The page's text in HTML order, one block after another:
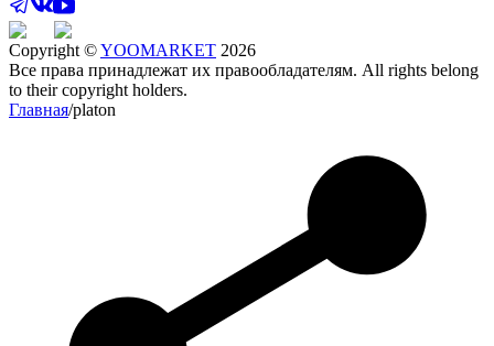
Copyright ©YOOMARKET 2026
Все права принадлежат их правообладателям. All rights belong
to their copyright holders.
Главная/platon